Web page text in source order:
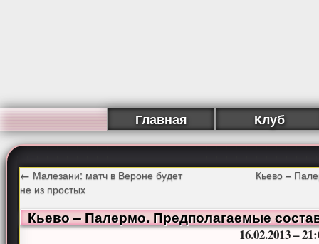
Главная Клуб
← Малезани: матч в Вероне будет
не из простых
Кьево –
Кьево – Палермо. Предполагаемые
16.02.2013 –